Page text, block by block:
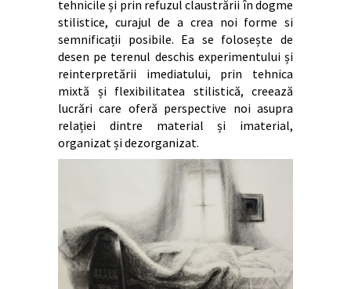
tehnicile și prin refuzul claustrării în dogme
stilistice, curajul de a crea noi forme si
semnificații posibile. Ea se folosește de
desen pe terenul deschis experimentului și
reinterpretării imediatului, prin tehnica
mixtă și flexibilitatea stilistică, creează
lucrări care oferă perspective noi asupra
relației dintre material și imaterial,
organizat și dezorganizat.